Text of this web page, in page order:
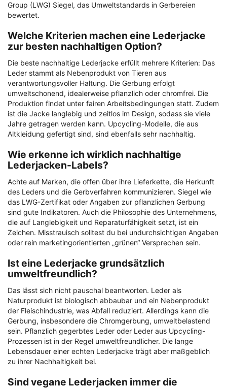
Group (LWG) Siegel, das Umweltstandards in Gerbereien
bewertet.
Welche Kriterien machen eine Lederjacke
zur besten nachhaltigen Option?
Die beste nachhaltige Lederjacke erfüllt mehrere Kriterien: Das
Leder stammt als Nebenprodukt von Tieren aus
verantwortungsvoller Haltung. Die Gerbung erfolgt
umweltschonend, idealerweise pflanzlich oder chromfrei. Die
Produktion findet unter fairen Arbeitsbedingungen statt. Zudem
ist die Jacke langlebig und zeitlos im Design, sodass sie viele
Jahre getragen werden kann. Upcycling-Modelle, die aus
Altkleidung gefertigt sind, sind ebenfalls sehr nachhaltig.
Wie erkenne ich wirklich nachhaltige
Lederjacken-Labels?
Achte auf Marken, die offen über ihre Lieferkette, die Herkunft
des Leders und die Gerbverfahren kommunizieren. Siegel wie
das LWG-Zertifikat oder Angaben zur pflanzlichen Gerbung
sind gute Indikatoren. Auch die Philosophie des Unternehmens,
die auf Langlebigkeit und Reparaturfähigkeit setzt, ist ein
Zeichen. Misstrauisch solltest du bei undurchsichtigen Angaben
oder rein marketingorientierten „grünen“ Versprechen sein.
Ist eine Lederjacke grundsätzlich
umweltfreundlich?
Das lässt sich nicht pauschal beantworten. Leder als
Naturprodukt ist biologisch abbaubar und ein Nebenprodukt
der Fleischindustrie, was Abfall reduziert. Allerdings kann die
Gerbung, insbesondere die Chromgerbung, umweltbelastend
sein. Pflanzlich gegerbtes Leder oder Leder aus Upcycling-
Prozessen ist in der Regel umweltfreundlicher. Die lange
Lebensdauer einer echten Lederjacke trägt aber maßgeblich
zu ihrer Nachhaltigkeit bei.
Sind vegane Lederjacken immer die